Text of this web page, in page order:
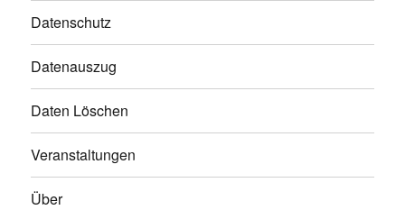
Datenschutz
Datenauszug
Daten Löschen
Veranstaltungen
Über